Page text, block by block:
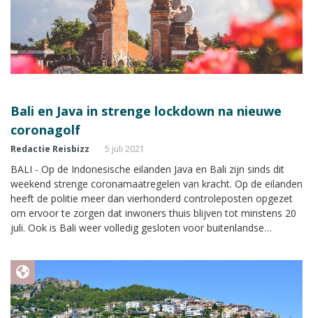
Bali en Java in strenge lockdown na nieuwe
coronagolf
Redactie Reisbizz 5 juli 2021
BALI - Op de Indonesische eilanden Java en Bali zijn sinds dit
weekend strenge coronamaatregelen van kracht. Op de eilanden
heeft de politie meer dan vierhonderd controleposten opgezet
om ervoor te zorgen dat inwoners thuis blijven tot minstens 20
juli. Ook is Bali weer volledig gesloten voor buitenlandse